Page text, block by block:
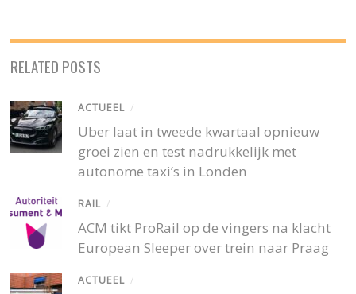
RELATED POSTS
ACTUEEL /
Uber laat in tweede kwartaal opnieuw
groei zien en test nadrukkelijk met
autonome taxi’s in Londen
RAIL /
ACM tikt ProRail op de vingers na klacht
European Sleeper over trein naar Praag
ACTUEEL /